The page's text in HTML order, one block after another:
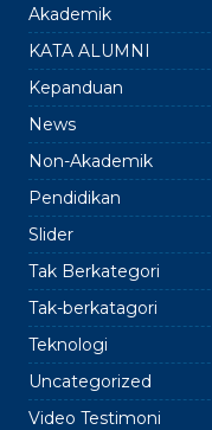
Akademik
KATA ALUMNI
Kepanduan
News
Non-Akademik
Pendidikan
Slider
Tak Berkategori
Tak-berkatagori
Teknologi
Uncategorized
Video Testimoni